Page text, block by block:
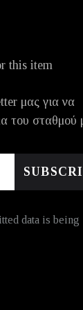
this item
μας για να
του σταθμού
data is being